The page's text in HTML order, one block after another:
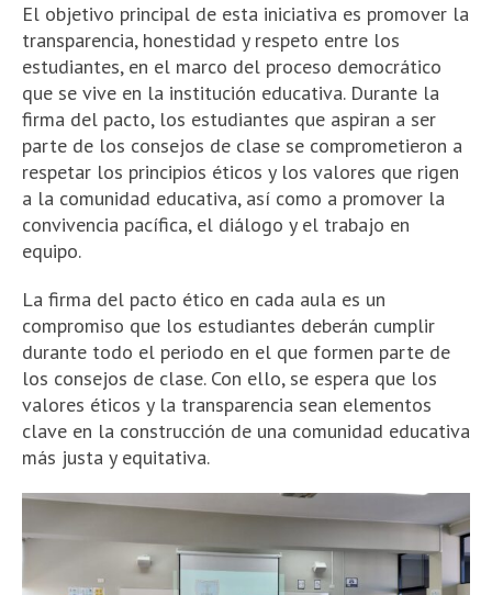
El objetivo principal de esta iniciativa es promover la
transparencia, honestidad y respeto entre los
estudiantes, en el marco del proceso democrático
que se vive en la institución educativa. Durante la
firma del pacto, los estudiantes que aspiran a ser
parte de los consejos de clase se comprometieron a
respetar los principios éticos y los valores que rigen
a la comunidad educativa, así como a promover la
convivencia pacífica, el diálogo y el trabajo en
equipo.
La firma del pacto ético en cada aula es un
compromiso que los estudiantes deberán cumplir
durante todo el periodo en el que formen parte de
los consejos de clase. Con ello, se espera que los
valores éticos y la transparencia sean elementos
clave en la construcción de una comunidad educativa
más justa y equitativa.